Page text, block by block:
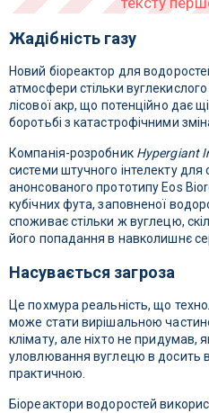
Жадібність газу
Новий біореактор для
атмосфери стільки вуглекислого
лісової акр, що потенційно дає
боротьбі з катастрофічними
Компанія-розробник Hypergiant
системи штучного інтелекту
анонсованого прототипу Eos
кубічних фута, заповненої
споживає стільки ж вуглецю,
його попадання в навколишнє
Насувається загроза
Це похмура реальність, що
може стати вирішальною
клімату, але ніхто не придумав,
уловлювання вуглецю в досить
практичною.
Біореактори водоростей